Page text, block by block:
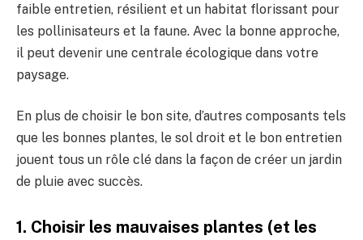
faible entretien, résilient et un habitat florissant pour
les pollinisateurs et la faune. Avec la bonne approche,
il peut devenir une centrale écologique dans votre
paysage.
En plus de choisir le bon site, d’autres composants tels
que les bonnes plantes, le sol droit et le bon entretien
jouent tous un rôle clé dans la façon de créer un jardin
de pluie avec succès.
1. Choisir les mauvaises plantes (et les